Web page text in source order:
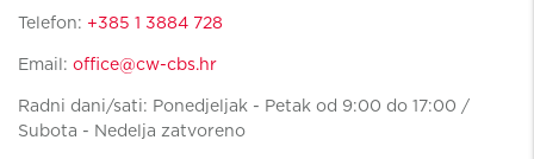
Telefon: +385 1 3884 728
Email: office@cw-cbs.hr
Radni dani/sati: Ponedjeljak - Petak od 9:00 do 17:00 /
Subota - Nedelja zatvoreno